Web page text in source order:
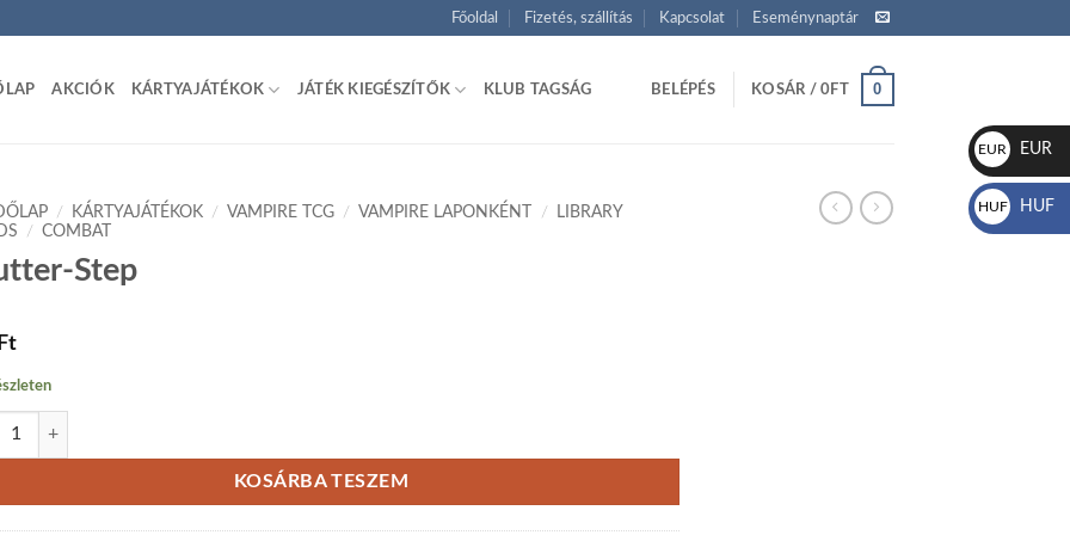
Főoldal Fizetés, szállítás Kapcsolat Eseménynaptár
AKCIÓK KÁRTYAJÁTÉKOK JÁTÉK KIEGÉSZÍTŐK KLUB TAGSÁG BELÉPÉS KOSÁR /0FT 0
/ KÁRTYAJÁTÉKOK / VAMPIRE TCG / VAMPIRE LAPONKÉNT /
LIBRARY
/ COMBAT
Step
Ft
Step mennyiség
KOSÁRBA TESZEM
EUR
€
EUR
HUF
Ft
HUF